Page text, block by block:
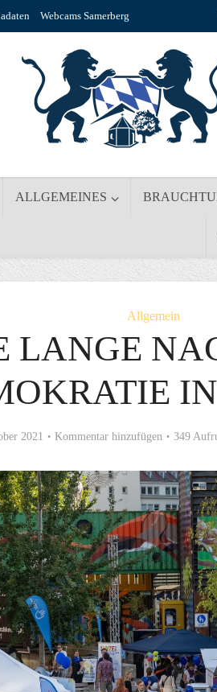
Webcams Samerberg
ALLGEMEINES
Allgemein
LANGE
2021 Kommentar hinzufügen 349